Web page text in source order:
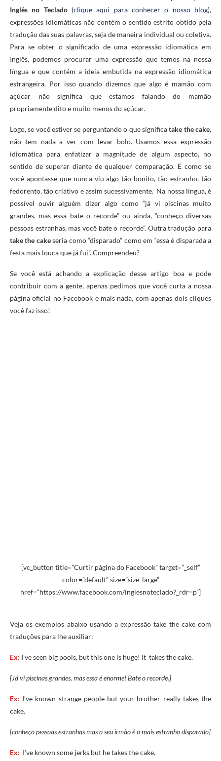
Inglês no Teclado(clique aqui para conhecer o nosso blog),
expressões idiomáticas não contém o sentido estrito obtido pela
tradução das suas palavras, seja de maneira individual ou coletiva.
Para se obter o significado de uma expressão idiomática em
Inglês, podemos procurar uma expressão que temos na nossa
língua e que contém a ideia embutida na expressão idiomática
estrangeira. Por isso quando dizemos que algo é mamão com
açúcar não significa que estamos falando do mamão
propriamente dito e muito menos do açúcar.
Logo, se você estiver se perguntando o que significatake the cake,
não tem nada a ver com levar bolo. Usamos essa expressão
idiomática para enfatizar a magnitude de algum aspecto, no
sentido de superar diante de qualquer comparação. É como se
você apontasse que nunca viu algo tão bonito, tão estranho, tão
fedorento, tão criativo e assim sucessivamente. Na nossa língua, é
possível ouvir alguém dizer algo como “já vi piscinas muito
grandes, mas essa bate o recorde” ou ainda, “conheço diversas
pessoas estranhas, mas você bate o recorde”. Outra tradução para
take the cakeseria como “disparado” como em “essa é disparada a
festa mais louca que já fui”. Compreendeu?
Se você está achando a explicação desse artigo boa e pode
contribuir com a gente, apenas pedimos que você curta a nossa
página oficial no Facebook e mais nada, com apenas dois cliques
você faz isso!
[vc_button title=”Curtir página do Facebook” target=”_self”
color=”default” size=”size_large”
href=”https://www.facebook.com/inglesnoteclado?_rdr=p”]
Veja os exemplos abaixo usando a expressão take the cake com
traduções para lhe auxiliar:
Ex: I’ve seen big pools, but this one is huge! It takes the cake.
[Já vi piscinas grandes, mas essa é enorme! Bate o recorde.]
Ex: I’ve known strange people but your brother really takes the
cake.
[conheço pessoas estranhas mas o seu irmão é o mais estranho disparado]
Ex: I’ve known some jerks but hetakesthecake.